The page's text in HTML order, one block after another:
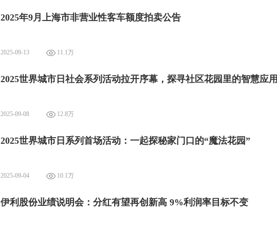
2025年9月上海市非营业性客车额度拍卖公告
2025-09-13 11.1万
2025世界城市日社会系列活动拉开序幕，探寻社区花园里的智慧应用
2025-09-08 12.8万
2025世界城市日系列首场活动：一起探秘家门口的“魔法花园”
2025-09-04 10.1万
伊利股份业绩说明会：分红有望再创新高 9%利润率目标不变